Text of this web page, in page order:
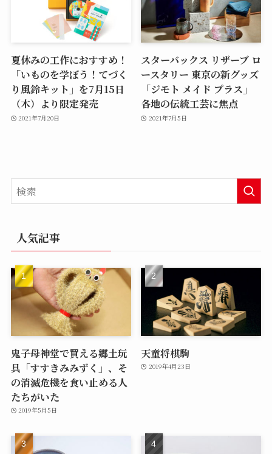
夏休みの工作におすすめ！
「いものを学ぼう！てづく
り風鈴キット」を7月15日
（木）より限定発売
2021年7月20日
スターバックス リザーブ ロ
ースタリー 東京の新グッズ
「ジモト メイド プラス」
各地の伝統工芸に焦点
2021年7月5日
人気記事
鬼子母神堂で買える郷土玩
具「すすきみみずく」、そ
の消滅危機を食い止める人
たちがいた
2019年5月5日
天童将棋駒
2019年4月23日